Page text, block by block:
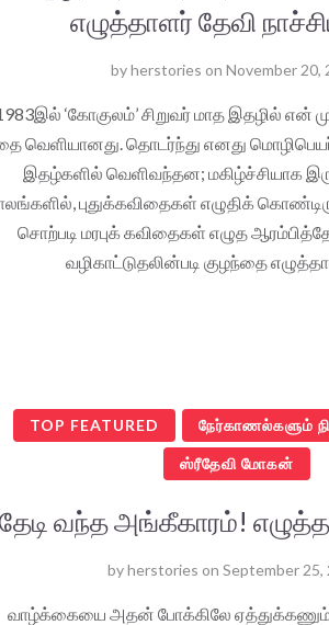
எழுத்தாளர் தேவி
byherstories on November 20,
‘கோகுலம்’ சிறுவர் மாத இதழில் என்
வெளியானது. தொடர்ந்து எனது
இதழ்களில் வெளிவந்தன; மகிழ்ச்சியாக
புதுக்கவிதைகள் எழுதிக்
சொற்படி மரபுக் கவிதைகள் எழுத
வழிகாட்டுதலின்படி குழந்தை
TOP FEATURED நேர்காணல்களும்
ஸ்ரீதேவி மோகன்
வந்த அங்கீகாரம்!
byherstories on September 25,
வாழ்க்கையை அதன் போக்கிலே ஏத்துக்கணும்.